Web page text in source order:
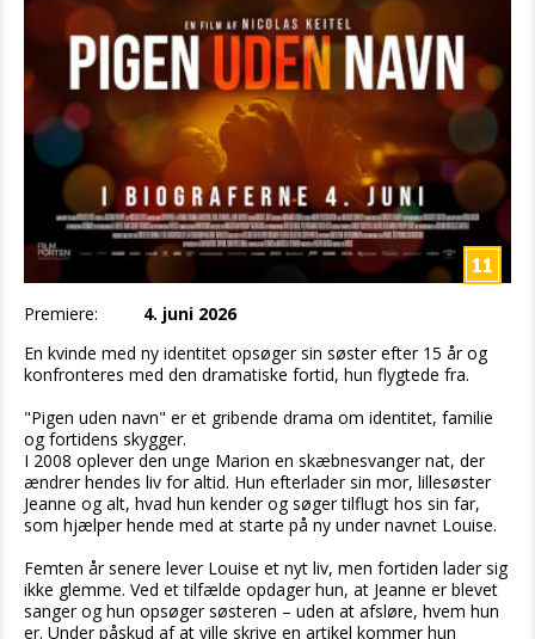
Premiere:
4. juni 2026
En kvinde med ny identitet opsøger sin søster efter 15 år og
konfronteres med den dramatiske fortid, hun flygtede fra.
"Pigen uden navn" er et gribende drama om identitet, familie
og fortidens skygger.
I 2008 oplever den unge Marion en skæbnesvanger nat, der
ændrer hendes liv for altid. Hun efterlader sin mor, lillesøster
Jeanne og alt, hvad hun kender og søger tilflugt hos sin far,
som hjælper hende med at starte på ny under navnet Louise.
Femten år senere lever Louise et nyt liv, men fortiden lader sig
ikke glemme. Ved et tilfælde opdager hun, at Jeanne er blevet
sanger og hun opsøger søsteren – uden at afsløre, hvem hun
er. Under påskud af at ville skrive en artikel kommer hun